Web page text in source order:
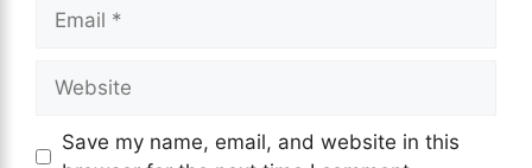
Save my name, email, and website in this